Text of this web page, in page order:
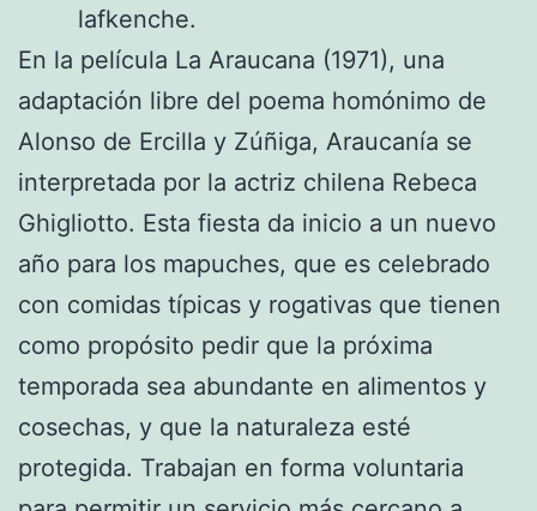
lafkenche.
En la película La Araucana (1971), una
adaptación libre del poema homónimo de
Alonso de Ercilla y Zúñiga, Araucanía se
interpretada por la actriz chilena Rebeca
Ghigliotto. Esta fiesta da inicio a un nuevo
año para los mapuches, que es celebrado
con comidas típicas y rogativas que tienen
como propósito pedir que la próxima
temporada sea abundante en alimentos y
cosechas, y que la naturaleza esté
protegida. Trabajan en forma voluntaria